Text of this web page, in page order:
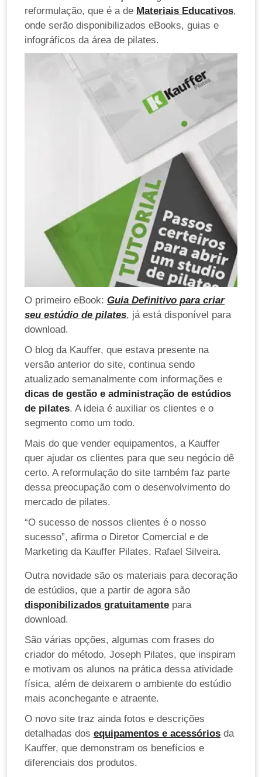
reformulação, que é a de Materiais Educativos,
onde serão disponibilizados eBooks, guias e
infográficos da área de pilates.
O primeiro eBook: Guia Definitivo para criar
seu estúdio de pilates, já está disponível para
download.
O blog da Kauffer, que estava presente na
versão anterior do site, continua sendo
atualizado semanalmente com informações e
dicas de gestão e administração de estúdios
de pilates. A ideia é auxiliar os clientes e o
segmento como um todo.
Mais do que vender equipamentos, a Kauffer
quer ajudar os clientes para que seu negócio dê
certo. A reformulação do site também faz parte
dessa preocupação com o desenvolvimento do
mercado de pilates.
“O sucesso de nossos clientes é o nosso
sucesso”, afirma o Diretor Comercial e de
Marketing da Kauffer Pilates, Rafael Silveira.
Outra novidade são os materiais para decoração
de estúdios, que a partir de agora são
disponibilizados gratuitamente para
download.
São várias opções, algumas com frases do
criador do método, Joseph Pilates, que inspiram
e motivam os alunos na prática dessa atividade
física, além de deixarem o ambiente do estúdio
mais aconchegante e atraente.
O novo site traz ainda fotos e descrições
detalhadas dos equipamentos e acessórios da
Kauffer, que demonstram os benefícios e
diferenciais dos produtos.